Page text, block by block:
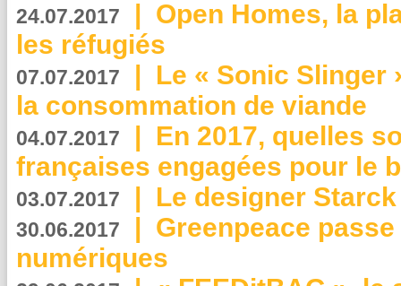
24.07.2017 | Open Homes, la
les réfugiés
07.07.2017 | Le « Sonic Slinger
la consommation de viande
04.07.2017 | En 2017, quelles
françaises engagées pour le
03.07.2017 | Le designer
30.06.2017 | Greenpeace
numériques